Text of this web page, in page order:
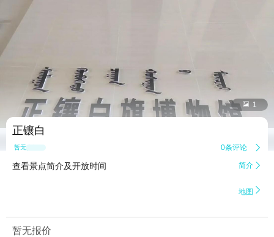
 1
正镶白
暂无点评 0条评论 
查看景点简介及开放时间 简介 
地图 
暂无报价